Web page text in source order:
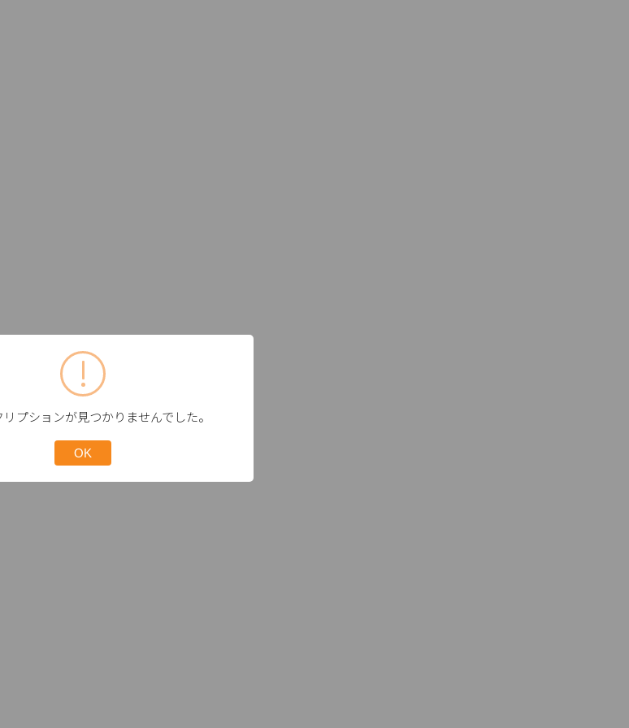
プションが見つかりませんでした。
OK